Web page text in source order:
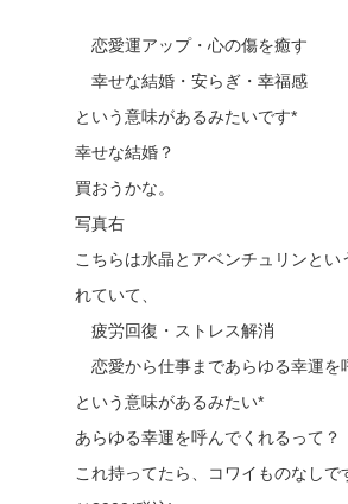
恋愛運アップ・心の傷を癒す
幸せな結婚・安らぎ・幸福感
という意味があるみたいです*
幸せな結婚？
買おうかな。
写真右
こちらは水晶とアベンチュリンとい
れていて、
疲労回復・ストレス解消
恋愛から仕事まであらゆる幸運を
という意味があるみたい*
あらゆる幸運を呼んでくれるって？
これ持ってたら、コワイものなしで